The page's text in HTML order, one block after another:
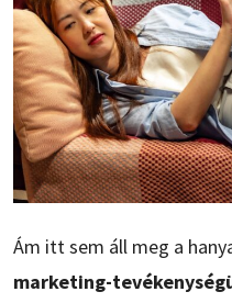
Ám itt sem áll meg a
marketing-